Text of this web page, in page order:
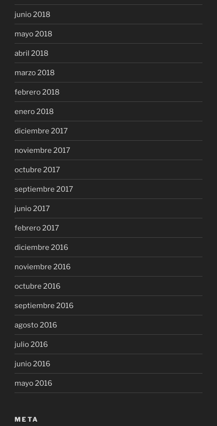
junio 2018
mayo 2018
abril 2018
marzo 2018
febrero 2018
enero 2018
diciembre 2017
noviembre 2017
octubre 2017
septiembre 2017
junio 2017
febrero 2017
diciembre 2016
noviembre 2016
octubre 2016
septiembre 2016
agosto 2016
julio 2016
junio 2016
mayo 2016
META